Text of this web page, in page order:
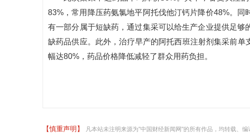
83%，常用降压药氨氯地平阿托伐他汀钙片降价48%。
有一部分属于短缺药，通过集采可以给生产企业提供足
缺药品供应。此外，治疗早产的阿托西班注射剂集采前
幅达80%，药品价格降低减轻了群众用药负担。
【慎重声明】
凡本站未注明来源为"中国财经新闻网"的所有作品，均转载、